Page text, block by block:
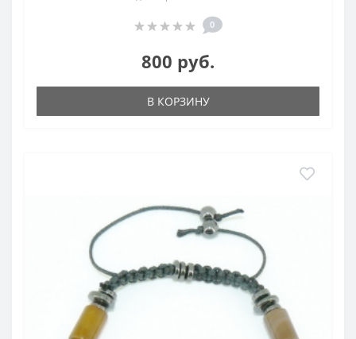
0
800 руб.
В КОРЗИНУ